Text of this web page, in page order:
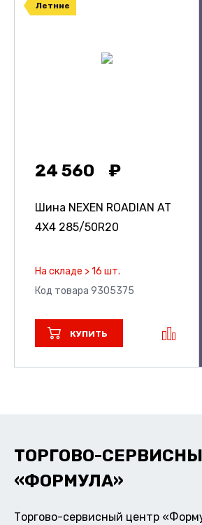
Летние
24 560
Шина NEXEN ROADIAN AT
4X4 285/50R20
На складе > 16 шт.
Код товара 9305375
КУПИТЬ
ТОРГОВО-
«ФОРМУЛА»
Торгово-сервисный центр